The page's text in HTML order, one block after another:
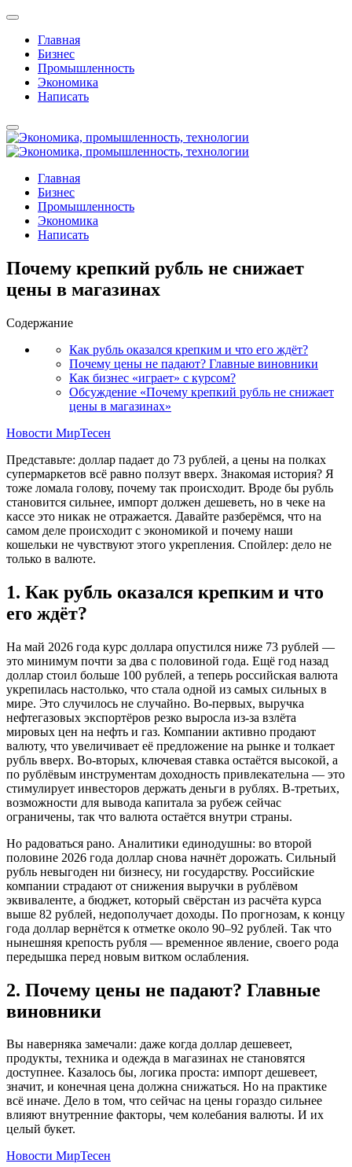
Главная
Бизнес
Промышленность
Экономика
Написать
Главная
Бизнес
Промышленность
Экономика
Написать
Почему крепкий рубль не снижает
цены в магазинах
Содержание
Как рубль оказался крепким и что его ждёт?
Почему цены не падают? Главные виновники
Как бизнес «играет» с курсом?
Обсуждение «Почему крепкий рубль не снижает
цены в магазинах»
Новости МирТесен
Представьте: доллар падает до 73 рублей, а цены на полках
супермаркетов всё равно ползут вверх. Знакомая история? Я
тоже ломала голову, почему так происходит. Вроде бы рубль
становится сильнее, импорт должен дешеветь, но в чеке на
кассе это никак не отражается. Давайте разберёмся, что на
самом деле происходит с экономикой и почему наши
кошельки не чувствуют этого укрепления. Спойлер: дело не
только в валюте.
1. Как рубль оказался крепким и что
его ждёт?
На май 2026 года курс доллара опустился ниже 73 рублей —
это минимум почти за два с половиной года. Ещё год назад
доллар стоил больше 100 рублей, а теперь российская валюта
укрепилась настолько, что стала одной из самых сильных в
мире. Это случилось не случайно. Во-первых, выручка
нефтегазовых экспортёров резко выросла из-за взлёта
мировых цен на нефть и газ. Компании активно продают
валюту, что увеличивает её предложение на рынке и толкает
рубль вверх. Во-вторых, ключевая ставка остаётся высокой, а
по рублёвым инструментам доходность привлекательна — это
стимулирует инвесторов держать деньги в рублях. В-третьих,
возможности для вывода капитала за рубеж сейчас
ограничены, так что валюта остаётся внутри страны.
Но радоваться рано. Аналитики единодушны: во второй
половине 2026 года доллар снова начнёт дорожать. Сильный
рубль невыгоден ни бизнесу, ни государству. Российские
компании страдают от снижения выручки в рублёвом
эквиваленте, а бюджет, который свёрстан из расчёта курса
выше 82 рублей, недополучает доходы. По прогнозам, к концу
года доллар вернётся к отметке около 90–92 рублей. Так что
нынешняя крепость рубля — временное явление, своего рода
передышка перед новым витком ослабления.
2. Почему цены не падают? Главные
виновники
Вы наверняка замечали: даже когда доллар дешевеет,
продукты, техника и одежда в магазинах не становятся
доступнее. Казалось бы, логика проста: импорт дешевеет,
значит, и конечная цена должна снижаться. Но на практике
всё иначе. Дело в том, что сейчас на цены гораздо сильнее
влияют внутренние факторы, чем колебания валюты. И их
целый букет.
Новости МирТесен